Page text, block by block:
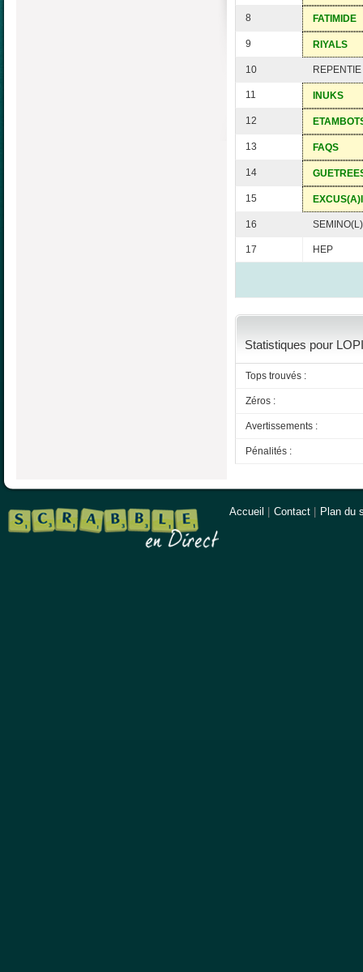
8 FATIMIDE
9 RIYALS
10 REPENTIE
11 INUKS
12
13 FAQS
14
15 EXCUS(A)I
16
17 HEP
Statistiques pour
Tops trouvés :
Zéros :
Avertissements :
Pénalités :
Accueil Contact Plan du